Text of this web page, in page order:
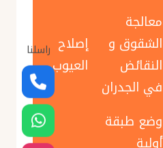
معالجة
الشقوق و
النقائض
في الجدران
إصلاح
العيوب
وضع طبقة
أولية
راسلنا